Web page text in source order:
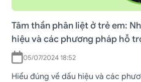
Tâm thần phân liệt ở trẻ em:
hiệu và các phương pháp hỗ
05/07/2024 18:52
Hiểu đúng về dấu hiệu và các